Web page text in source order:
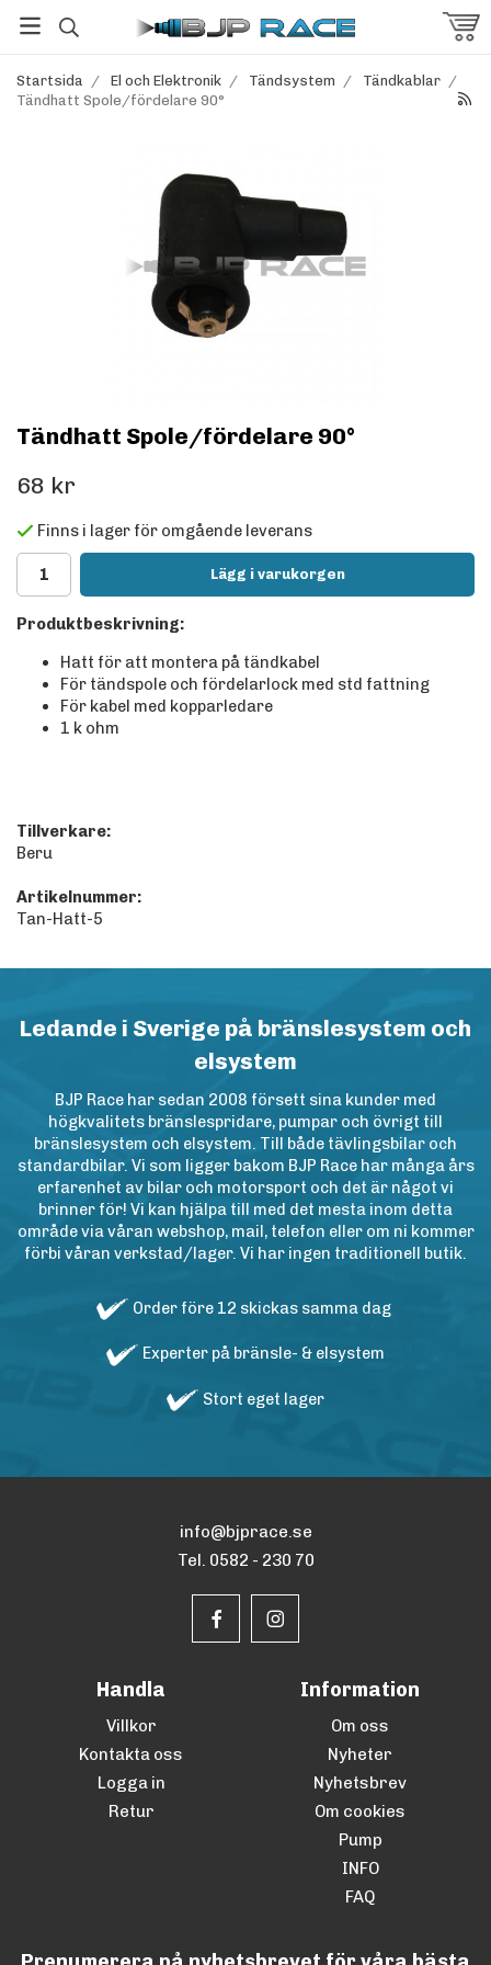
Startsida / El och Elektronik / Tändsystem / Tändkablar /
Tändhatt Spole/fördelare 90°
Tändhatt Spole/fördelare 90°
68 kr
Finns i lager för omgående leverans
Lägg i varukorgen
Produktbeskrivning:
Hatt för att montera på tändkabel
För tändspole och fördelarlock med std fattning
För kabel med kopparledare
1 k ohm
Tillverkare:
Beru
Artikelnummer:
Tan-Hatt-5
Ledande i Sverige på bränslesystem och
elsystem
BJP Race har sedan 2008 försett sina kunder med
högkvalitets bränslespridare, pumpar och övrigt till
bränslesystem och elsystem. Till både tävlingsbilar och
standardbilar. Vi som ligger bakom BJP Race har många års
erfarenhet av bilar och motorsport och det är något vi
brinner för! Vi kan hjälpa till med det mesta inom detta
område via våran webshop, mail, telefon eller om ni kommer
förbi våran verkstad/lager. Vi har ingen traditionell butik.
Order före 12 skickas samma dag
Experter på bränsle- & elsystem
Stort eget lager
info@bjprace.se
Tel. 0582 - 230 70
Handla
Villkor
Kontakta oss
Logga in
Retur
Information
Om oss
Nyheter
Nyhetsbrev
Om cookies
Pump
INFO
FAQ